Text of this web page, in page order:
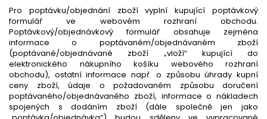
Pro poptávku/objednání zboží vyplní kupující poptávkový
formulář ve webovém rozhraní obchodu.
Poptávkový/objednávkový formulář obsahuje zejména
informace o poptávaném/objednávaném zboží
(poptávané/objednávané zboží „vloží“ kupující do
elektronického nákupního košíku webového rozhraní
obchodu), ostatní informace např. o způsobu úhrady kupní
ceny zboží, údaje o požadovaném způsobu doručení
poptávaného/objednávaného zboží, informace o nákladech
spojených s dodáním zboží (dále společně jen jako